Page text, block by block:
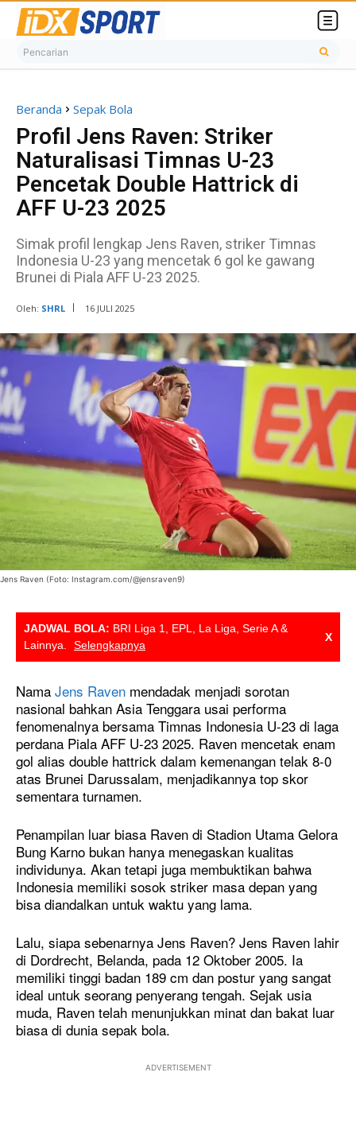
Pencarian
Beranda Sepak Bola
Profil Jens Raven: Striker
Naturalisasi Timnas U-23
Pencetak Double Hattrick di
AFF U-23 2025
Simak profil lengkap Jens Raven, striker Timnas
Indonesia U-23 yang mencetak 6 gol ke gawang
Brunei di Piala AFF U-23 2025.
Oleh: SHRL 16 JULI 2025
Jens Raven (Foto: Instagram.com/@jensraven9)
JADWAL BOLA: BRI Liga 1, EPL, La Liga, Serie A &
Lainnya.
Selengkapnya
X
Nama Jens Raven mendadak menjadi sorotan
nasional bahkan Asia Tenggara usai performa
fenomenalnya bersama Timnas Indonesia U-23 di laga
perdana Piala AFF U-23 2025. Raven mencetak enam
gol alias double hattrick dalam kemenangan telak 8-0
atas Brunei Darussalam, menjadikannya top skor
sementara turnamen.
Penampilan luar biasa Raven di Stadion Utama Gelora
Bung Karno bukan hanya menegaskan kualitas
individunya. Akan tetapi juga membuktikan bahwa
Indonesia memiliki sosok striker masa depan yang
bisa diandalkan untuk waktu yang lama.
Lalu, siapa sebenarnya Jens Raven? Jens Raven lahir
di Dordrecht, Belanda, pada 12 Oktober 2005. Ia
memiliki tinggi badan 189 cm dan postur yang sangat
ideal untuk seorang penyerang tengah. Sejak usia
muda, Raven telah menunjukkan minat dan bakat luar
biasa di dunia sepak bola.
ADVERTISEMENT